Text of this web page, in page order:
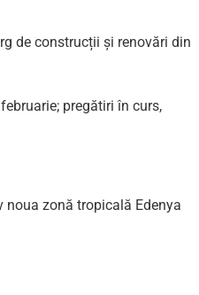
de construcții și renovări din
pregătiri în curs,
noua zonă tropicală Edenya